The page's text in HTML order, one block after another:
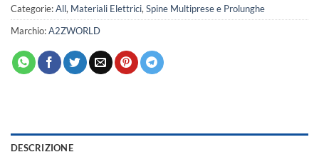
Categorie:All, Materiali Elettrici, Spine Multiprese e Prolunghe
Marchio:A2ZWORLD
DESCRIZIONE